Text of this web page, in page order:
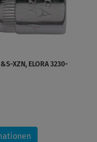
XZN, ELORA 3230-